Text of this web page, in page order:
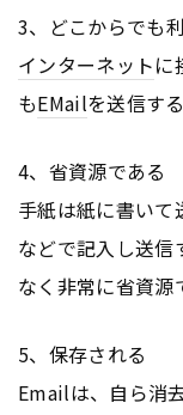
3、どこからでも
インターネットに
もEMailを送信す
4、省資源である
手紙は紙に書いて
などで記入し送信
なく非常に省資源
5、保存される
Emailは、自ら消